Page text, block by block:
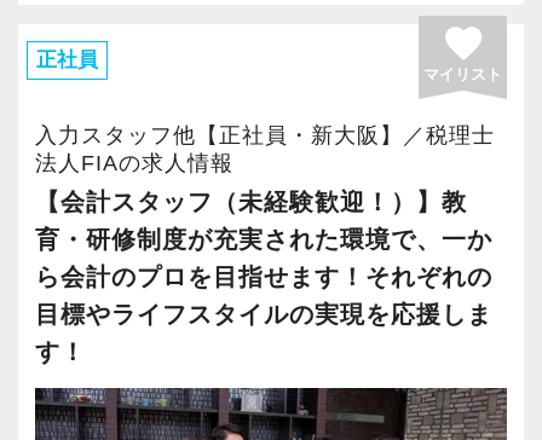
◆2022年の取材：後編【金髪・ピアスOK】自由
なスタイルで働ける理想の税理士法人！採用基
準を更に深掘り
◆オフィス環境
※働く雰囲気が伝わるように撮影していただき
ました(^ ^)
YouTubeショート版
feature=share
その他、有休消化率は100％を推奨。最高の職場
環境を整え、皆さまのご応募をお待ちしており
ますので、腕に自信のある方は奮ってご応募く
ださい(^ ^)
【求める人材】
以下の実務経験が必須。
・税理士（会計）事務所もしくは税理士法人で2
年以上の実務経験（監査法人や銀行での勤務は
経験にカウントされません）
・担当顧問25〜30件前後。共同案件のリーダー
担当1〜2件前後、サポート担当5件前後。
・マネージャーやその補佐などを担当。
・財務コンサル業務を担当。
・年商10億円未満の中規模法人をメインで担
当。
・年商10億円超の企業グループをチームの一員
として担当。
・その他、経験を積みたい分野があれば積極的
に該当案件へ参加して経験を積む（例：組織再
編や事業承継対策の提案、DD業務などのスポッ
ト業務をチームの一員として対応）。
売上額：25万円超～50万円/月の部分の20％〜
売上額：50万円超/月の部分の30％〜
※20万円に上記インセンティブを加算した結
果、月給を超えた金額を追加支給する。
＜年収実績（2025年）＞
勤続1年以上の税務担当の平均年収 ：
11,037,499円
勤続3年以上の税務担当の平均年収 ：
14,251,600円
11,683,809円
のような特徴があります。
・社歴・事業基盤があり、業績が良好な会社
・経理の重要性を理解し、自社で経理処理がで
きる（あるいは目指す）会社
・規模は年商3-5億円を中心に、10億円＋アルフ
ァ
・紹介によるご縁が多いため、業種はさまざま
だが、規模やマインドは似る
２）サービスの特徴
今回の募集では会計事務所の経験がない方で
も、この業界でステップアップしていきたい方
「“やりがい”のある仕事がしたい」
「クライアントに“満足”してもらいたい」
「“充実”した人生を送りたい」
「“一から”税務や会計の知識を習得したい」
「“将来この業界”で活躍していきたい」
上記いずれかの項目に当てはまる方は、ぜひ当
事務所にご応募ください！
正社員 favorite
マイリスト
入力スタッフ他【正社員・新大阪】／税理士
法人FIAの求人情報
【会計スタッフ（未経験歓迎！）】教
育・研修制度が充実された環境で、一か
ら会計のプロを目指せます！それぞれの
目標やライフスタイルの実現を応援しま
す！